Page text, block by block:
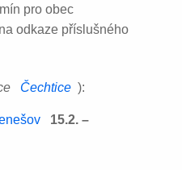
pro obec
odkaze příslušného
Čechtice ):
15.2. –